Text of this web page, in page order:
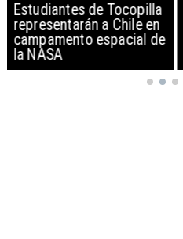
Estudiantes de Tocopilla
representarán a Chile en
campamento espacial de
la NASA